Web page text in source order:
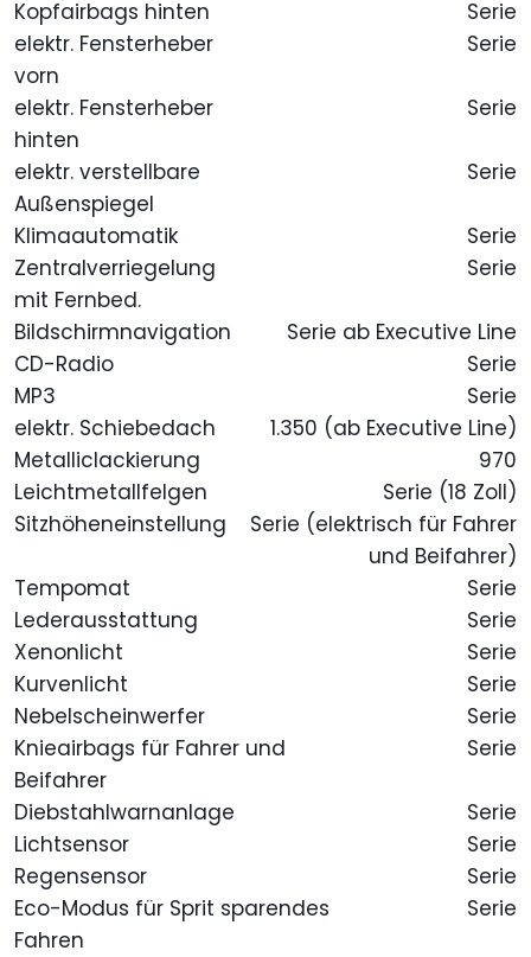
Kopfairbags hinten
Serie
elektr. Fensterheber
vorn
Serie
elektr. Fensterheber
hinten
Serie
elektr. verstellbare
Außenspiegel
Serie
Klimaautomatik
Serie
Zentralverriegelung
mit Fernbed.
Serie
Bildschirmnavigation
Serie ab Executive Line
CD-Radio
Serie
MP3
Serie
elektr. Schiebedach
1.350 (ab Executive Line)
Metalliclackierung
970
Leichtmetallfelgen
Serie (18 Zoll)
Sitzhöheneinstellung
Serie (elektrisch für Fahrer
und Beifahrer)
Tempomat
Serie
Lederausstattung
Serie
Xenonlicht
Serie
Kurvenlicht
Serie
Nebelscheinwerfer
Serie
Knieairbags für Fahrer und
Beifahrer
Serie
Diebstahlwarnanlage
Serie
Lichtsensor
Serie
Regensensor
Serie
Eco-Modus für Sprit sparendes
Fahren
Serie